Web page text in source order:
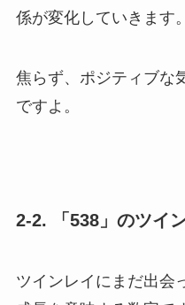
係が変化していきます。
焦らず、ポジティブな
ですよ。
2-2. 「538」のツイ
ツインレイにまだ出会